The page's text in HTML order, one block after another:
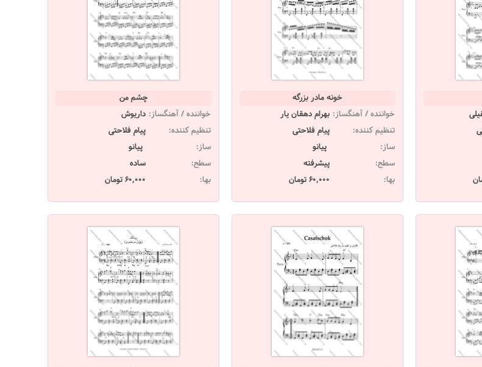
خونه مادر بزرگه
خواننده / آهنگساز: بهرام دهقان یار
تنظیم کننده:
پیام فلاحتی
ساز:
پیانو
سطح:
پیشرفته
بها:
60,000 تومان
چشم من
خواننده / آهنگساز: داریوش
تنظیم کننده:
پیام فلاحتی
ساز:
پیانو
سطح:
ساده
بها:
60,000 تومان